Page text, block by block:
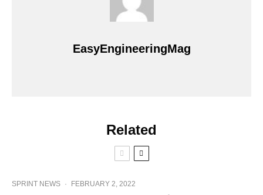
EasyEngineeringMag
Related
SPRINT NEWS · FEBRUARY 2, 2022